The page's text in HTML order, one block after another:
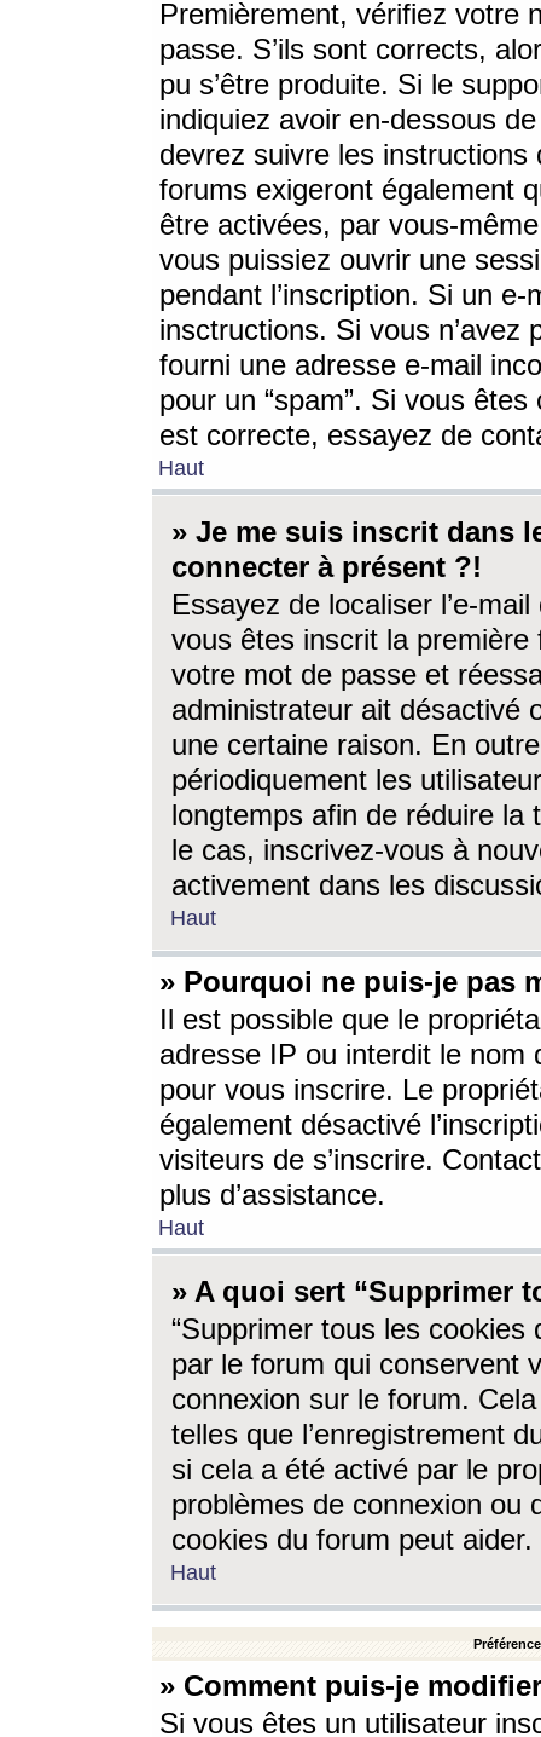
Premièrement, vérifiez votre
passe. S’ils sont corrects,
pu s’être produite. Si le
indiquiez avoir en-dessous
devrez suivre les
forums exigeront également
être activées, par vous-
vous puissiez ouvrir une
pendant l’inscription. Si un
insctructions. Si vous n’avez
fourni une adresse e-mail
pour un “spam”. Si vous
est correcte, essayez de
Haut
» Je me suis inscrit dans
connecter à présent ?!
Essayez de localiser l’e-
vous êtes inscrit la première
votre mot de passe et
administrateur ait désactivé
une certaine raison. En
périodiquement les
longtemps afin de réduire la
le cas, inscrivez-vous à
activement dans les
Haut
» Pourquoi ne puis-je pas
Il est possible que le
adresse IP ou interdit le nom
pour vous inscrire. Le
également désactivé
visiteurs de s’inscrire.
plus d’assistance.
Haut
» A quoi sert “Supprimer
“Supprimer tous les cookies
par le forum qui conservent
connexion sur le forum.
telles que l’enregistrement
si cela a été activé par le
problèmes de connexion ou
cookies du forum peut aider.
Haut
» Comment puis-je
Si vous êtes un utilisateur